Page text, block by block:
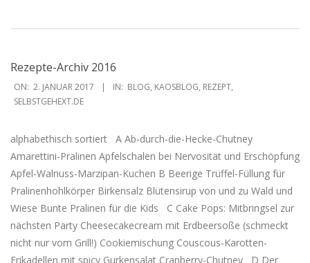
Rezepte-Archiv 2016
2017-
01-
ON: 2. JANUAR 2017 IN: BLOG, KAOSBLOG, REZEPT,
SELBSTGEHEXT.DE
alphabethisch sortiert A Ab-durch-die-Hecke-Chutney
Amarettini-Pralinen Apfelschalen bei Nervosität und Erschöpfung
Apfel-Walnuss-Marzipan-Kuchen B Beerige Trüffel-Füllung für
Pralinenhohlkörper Birkensalz Blütensirup von und zu Wald und
Wiese Bunte Pralinen für die Kids C Cake Pops: Mitbringsel zur
nächsten Party Cheesecakecream mit Erdbeersoße (schmeckt
nicht nur vom Grill!) Cookiemischung Couscous-Karotten-
Frikadellen mit spicy Gurkensalat Cranberry-Chutney D Der